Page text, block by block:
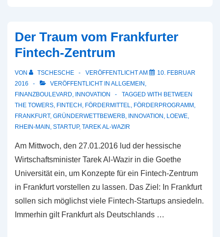
Der Traum vom Frankfurter
Fintech-Zentrum
VON TSCHESCHE VERÖFFENTLICHT AM
10. FEBRUAR
2016
VERÖFFENTLICHT IN ALLGEMEIN,
FINANZBOULEVARD, INNOVATION TAGGED WITH BETWEEN
THE TOWERS, FINTECH, FÖRDERMITTEL, FÖRDERPROGRAMM,
FRANKFURT, GRÜNDERWETTBEWERB, INNOVATION, LOEWE,
RHEIN-MAIN, STARTUP, TAREK AL-WAZIR
Am Mittwoch, den 27.01.2016 lud der hessische
Wirtschaftsminister Tarek Al-Wazir in die Goethe
Universität ein, um Konzepte für ein Fintech-Zentrum
in Frankfurt vorstellen zu lassen. Das Ziel: In Frankfurt
sollen sich möglichst viele Fintech-Startups ansiedeln.
Immerhin gilt Frankfurt als Deutschlands …